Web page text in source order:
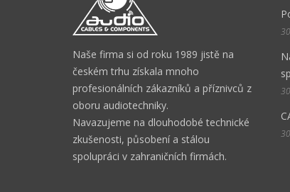
Naše firma si od roku 1989 jistě na
českém trhu získala mnoho
profesionálních zákazníků a příznivců z
oboru audiotechniky.
Navazujeme na dlouhodobé technické
zkušenosti, působení a stálou
spolupráci v zahraničních firmách.